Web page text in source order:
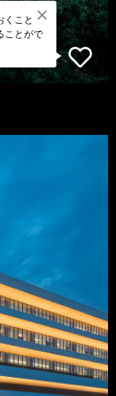
くこと
ことがで